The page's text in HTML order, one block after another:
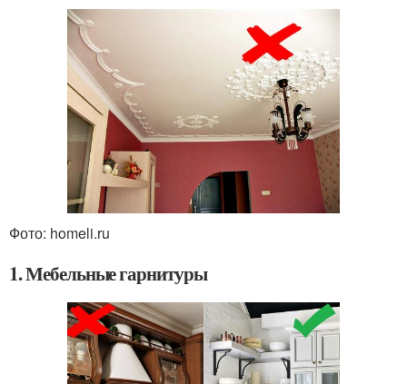
Фото: homeli.ru
1. Мебельные гарнитуры